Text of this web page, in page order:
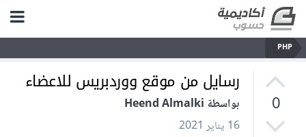
PHP
0
رسايل من موقع ووردبريس للاعضاء
بواسطة Heend Almalki
16 يناير 2021